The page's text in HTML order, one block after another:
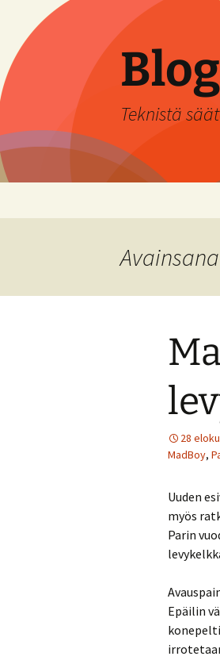
sisältöön
Teknistä
28
MadBoy,
Uuden
myös
Parin
Epäilin